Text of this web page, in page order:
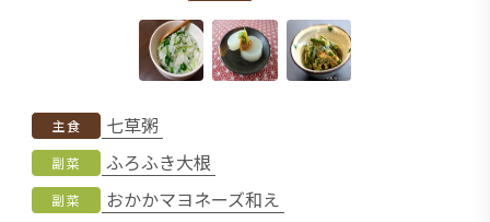
主食 七草粥
副菜 ふろふき大根
副菜 おかかマヨネーズ和え